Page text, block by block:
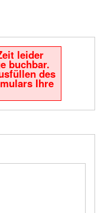
leider
buchbar.
des
Ihre